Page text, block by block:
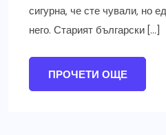
сигурна, че сте чували, но
него. Старият български […]
ПРОЧЕТИ ОЩЕ